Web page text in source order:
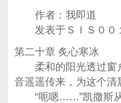
作者：我即道
发表于ＳＩＳ００
第二十章 炙心寒冰
柔和的阳光透过窗
音遥遥传来，为这个清
“呃嗯……”凯撒斯从